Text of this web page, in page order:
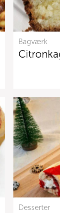
Bagværk
Desserter